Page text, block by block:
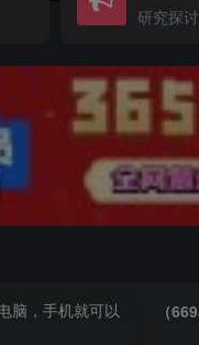
研究探
（